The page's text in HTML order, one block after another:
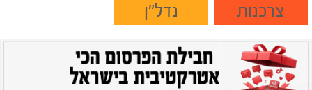
צרכנות
נדל"ן